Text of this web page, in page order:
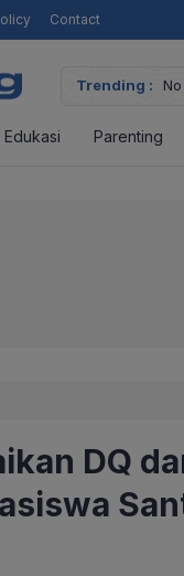
Contact
Trending :
Edukasi Parenting
DQ